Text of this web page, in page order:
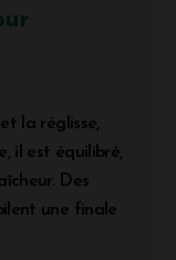
la réglisse,
il est équilibré,
Des
une finale